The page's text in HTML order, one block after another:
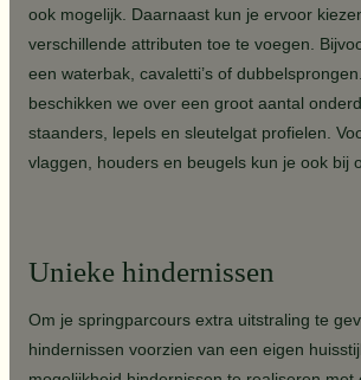
ook mogelijk. Daarnaast kun je ervoor
verschillende attributen toe te voegen.
een waterbak, cavaletti’s of
beschikken we over een groot aantal
staanders, lepels en sleutelgat profielen.
vlaggen, houders en beugels kun je ook bij
Unieke hindernissen
Om je springparcours extra uitstraling te
hindernissen voorzien van een eigen